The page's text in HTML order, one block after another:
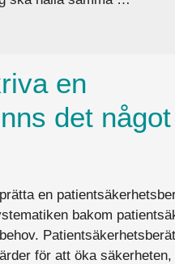
en
det
en
bakom
för att öka